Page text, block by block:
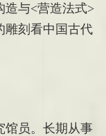
造与<营造法式>
雕刻看中国古代
馆员。长期从事